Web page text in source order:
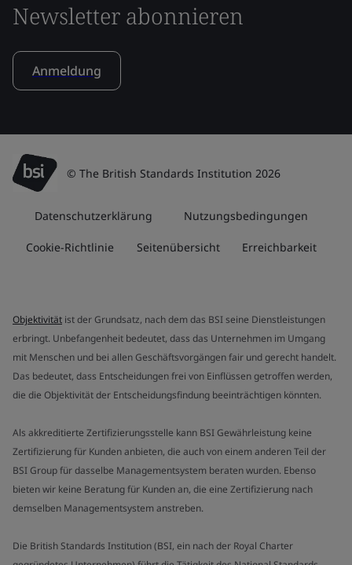
Newsletter abonnieren
Anmeldung
© The British Standards Institution 2026
Datenschutzerklärung Nutzungsbedingungen
Cookie-Richtlinie Seitenübersicht Erreichbarkeit
Objektivität ist der Grundsatz, nach dem das BSI seine Dienstleistungen
erbringt. Unbefangenheit bedeutet, dass das Unternehmen im Umgang
mit Menschen und bei allen Geschäftsvorgängen fair und gerecht handelt.
Das bedeutet, dass Entscheidungen frei von Einflüssen getroffen werden,
die die Objektivität der Entscheidungsfindung beeinträchtigen könnten.
Als akkreditierte Zertifizierungsstelle kann BSI Gewährleistung keine
Zertifizierung für Kunden anbieten, die auch von einem anderen Teil der
BSI Group für dasselbe Managementsystem beraten wurden. Ebenso
bieten wir keine Beratung für Kunden an, die eine Zertifizierung nach
demselben Managementsystem anstreben.
Die British Standards Institution (BSI, ein nach der Royal Charter